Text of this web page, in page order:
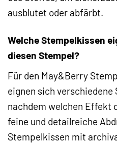
ausblutet oder abfärbt.
Welche Stempelkissen
diesen Stempel?
Für den May&Berry
eignen sich verschiedene
nachdem welchen Effekt
feine und detailreiche
Stempelkissen mit